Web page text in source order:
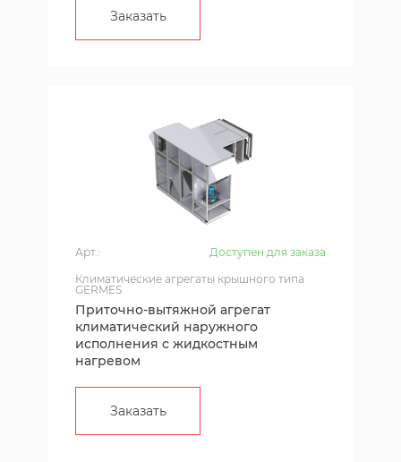
Заказать
Арт.:
Доступен для заказа
Климатические агрегаты крышного типа
GERMES
Приточно-вытяжной агрегат
климатический наружного
исполнения с жидкостным
нагревом
Заказать